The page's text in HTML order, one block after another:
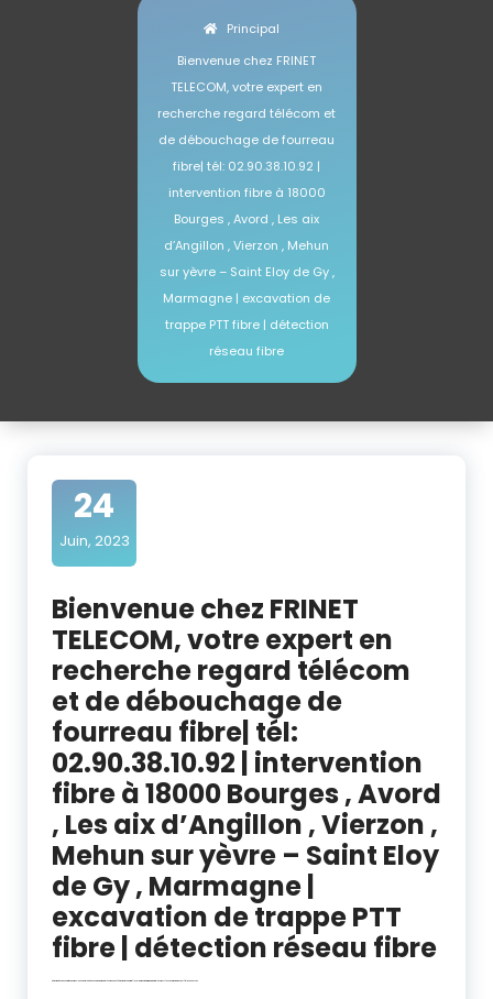
Principal
Bienvenue chez FRINET
TELECOM, votre expert en
recherche regard télécom et
de débouchage de fourreau
fibre| tél: 02.90.38.10.92 |
intervention fibre à 18000
Bourges , Avord , Les aix
d’Angillon , Vierzon , Mehun
sur yèvre – Saint Eloy de Gy ,
Marmagne | excavation de
trappe PTT fibre | détection
réseau fibre
24
Juin, 2023
Bienvenue chez FRINET
TELECOM, votre expert en
recherche regard télécom
et de débouchage de
fourreau fibre| tél:
02.90.38.10.92 | intervention
fibre à 18000 Bourges , Avord
, Les aix d’Angillon , Vierzon ,
Mehun sur yèvre – Saint Eloy
de Gy , Marmagne |
excavation de trappe PTT
fibre | détection réseau fibre